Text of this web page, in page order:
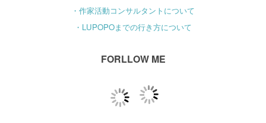
・作家活動コンサルタントについて
・LUPOPOまでの行き方について
FORLLOW ME